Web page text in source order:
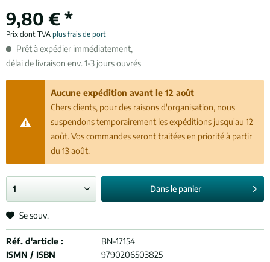
9,80 € *
Prix dont TVA plus frais de port
Prêt à expédier immédiatement,
délai de livraison env. 1-3 jours ouvrés
Aucune expédition avant le 12 août
Chers clients, pour des raisons d'organisation, nous
suspendons temporairement les expéditions jusqu'au 12
août. Vos commandes seront traitées en priorité à partir
du 13 août.
Dans le panier
Se souv.
Réf. d'article :
BN-17154
ISMN / ISBN
9790206503825